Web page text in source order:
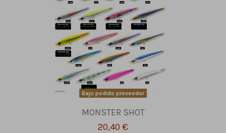
Bajo pedido proveedor
MONSTER SHOT
20,40 €